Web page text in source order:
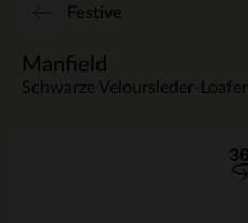
Festive
Manfield
Schwarze Veloursleder-Loafer